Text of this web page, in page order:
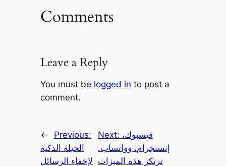
Comments
Leave a Reply
You must be logged in to post a
comment.
←
Previous:
الحيلة الذكية
لإخفاء الرسائل
Next: فيسبوك،
إنستجرام، وواتساب.
ترتكز هذه الميزات